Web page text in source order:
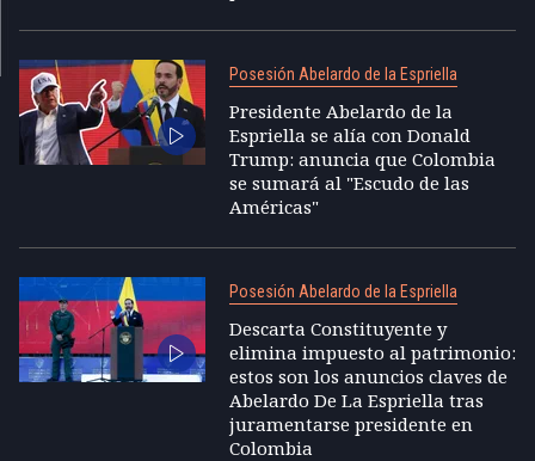
Posesión Abelardo de la Espriella
Presidente Abelardo de la
Espriella se alía con Donald
Trump: anuncia que Colombia
se sumará al "Escudo de las
Américas"
Posesión Abelardo de la Espriella
Descarta Constituyente y
elimina impuesto al patrimonio:
estos son los anuncios claves de
Abelardo De La Espriella tras
juramentarse presidente en
Colombia